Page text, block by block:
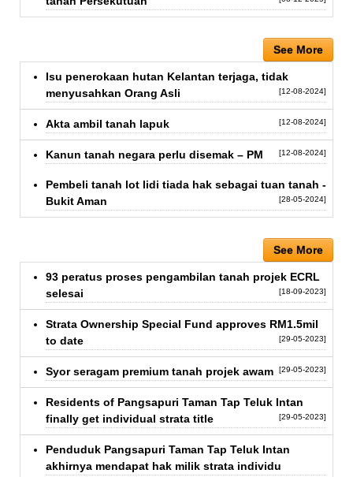
See More
Isu penerokaan hutan Kelantan terjaga, tidak
menyusahkan Orang Asli
[12-08-2024]
Akta ambil tanah lapuk [12-08-2024]
Kanun tanah negara perlu disemak – PM [12-08-2024]
Pembeli tanah lot lidi tiada hak sebagai tuan tanah -
Bukit Aman
[28-05-2024]
See More
93 peratus proses pengambilan tanah projek ECRL
selesai
[18-09-2023]
Strata Ownership Special Fund approves RM1.5mil
to date
[29-05-2023]
Syor seragam premium tanah projek awam [29-05-2023]
Residents of Pangsapuri Taman Tap Teluk Intan
finally get individual strata title
[29-05-2023]
Penduduk Pangsapuri Taman Tap Teluk Intan
akhirnya mendapat hak milik strata individu